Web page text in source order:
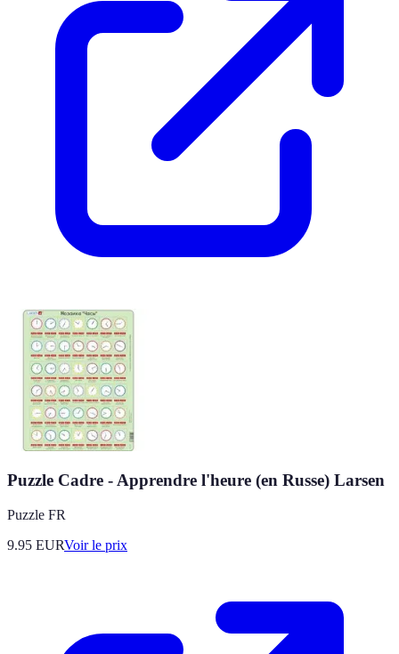
Puzzle Cadre - Apprendre l'heure (en Russe) Larsen
Puzzle FR
9.95 EURVoir le prix